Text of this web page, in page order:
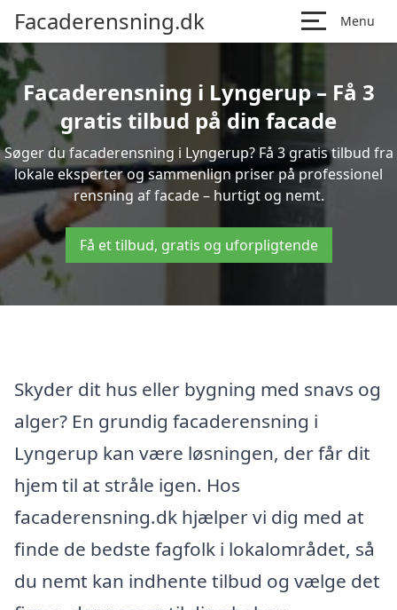
Facaderensning.dk Menu
Facaderensning i Lyngerup – Få 3
gratis tilbud på din facade
Søger du facaderensning i Lyngerup? Få 3 gratis tilbud fra
lokale eksperter og sammenlign priser på professionel
rensning af facade – hurtigt og nemt.
Få et tilbud, gratis og uforpligtende
Skyder dit hus eller bygning med snavs og
alger? En grundig facaderensning i
Lyngerup kan være løsningen, der får dit
hjem til at stråle igen. Hos
facaderensning.dk hjælper vi dig med at
finde de bedste fagfolk i lokalområdet, så
du nemt kan indhente tilbud og vælge det